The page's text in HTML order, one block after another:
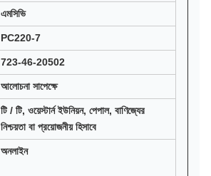
এমসিভি
PC220-7
723-46-20502
আলোচনা সাপেক্ষে
টি / টি, ওয়েস্টার্ন ইউনিয়ন, পেপাল, বাণিজ্যের
নিশ্চয়তা বা প্রয়োজনীয় হিসাবে
অনলাইন